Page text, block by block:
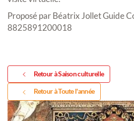
Proposé par Béatrix Jollet Guide
8825891200018
Retour à Saison culturelle
Retour à Toute l'année